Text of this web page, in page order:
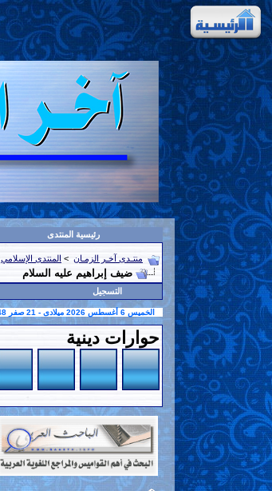
رئيسية المنتدى
منتـدى آخـر الزمـان > المنتدى الإسلامي
ضيف إبراهيم عليه السلام
التسجيل
الخميس 6 أغسطس 2026 ميلادى - 21 صفر 1448 هجرى
حوارات دينية